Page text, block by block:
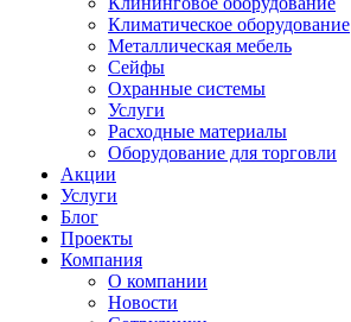
Климатическое оборудование
Металлическая мебель
Сейфы
Охранные системы
Услуги
Расходные материалы
Оборудование для торговли
Акции
Услуги
Блог
Проекты
Компания
О компании
Новости